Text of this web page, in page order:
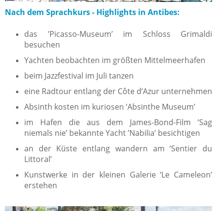
Nach dem Sprachkurs - Highlights in Antibes:
das ’Picasso-Museum’ im Schloss Grimaldi
besuchen
Yachten beobachten im größten Mittelmeerhafen
beim Jazzfestival im Juli tanzen
eine Radtour entlang der Côte d‘Azur unternehmen
Absinth kosten im kuriosen ‘Absinthe Museum’
im Hafen die aus dem James-Bond-Film ’Sag
niemals nie’ bekannte Yacht ’Nabilia’ besichtigen
an der Küste entlang wandern am ‘Sentier du
Littoral’
Kunstwerke in der kleinen Galerie ‘Le Cameleon’
erstehen